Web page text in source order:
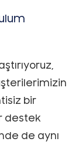
bir
destek
de aynı